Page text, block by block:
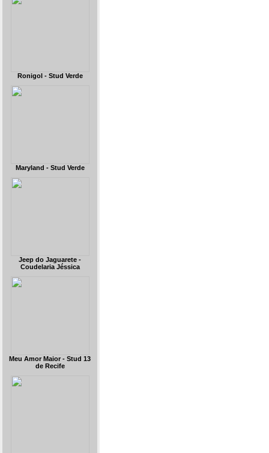
Ronigol - Stud Verde
Maryland - Stud Verde
Jeep do Jaguarete -
Coudelaria Jéssica
Meu Amor Maior - Stud 13
de Recife